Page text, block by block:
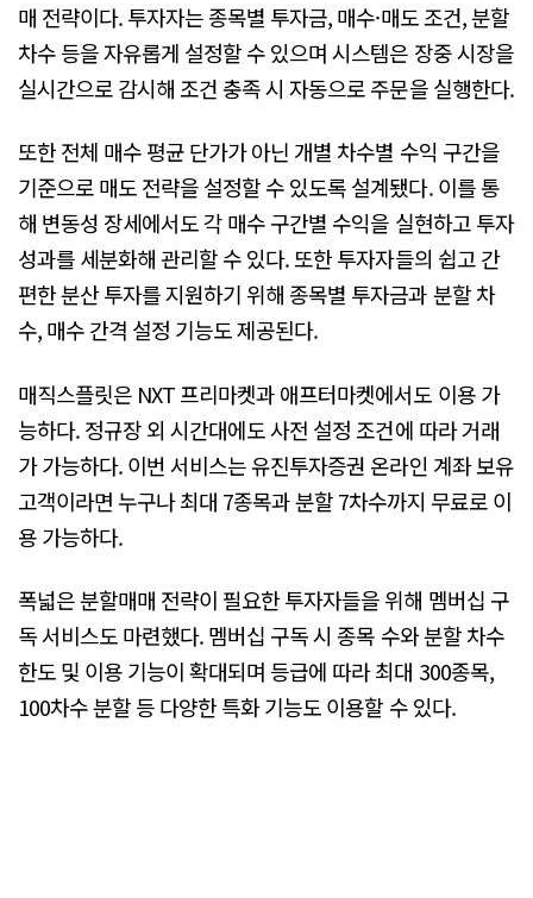
매 전략이다. 투자자는 종목별 투자금, 매수·매도 조건, 분할
차수 등을 자유롭게 설정할 수 있으며 시스템은 장중 시장을
실시간으로 감시해 조건 충족 시 자동으로 주문을 실행한다.
또한 전체 매수 평균 단가가 아닌 개별 차수별 수익 구간을
기준으로 매도 전략을 설정할 수 있도록 설계됐다. 이를 통
해 변동성 장세에서도 각 매수 구간별 수익을 실현하고 투자
성과를 세분화해 관리할 수 있다. 또한 투자자들의 쉽고 간
편한 분산 투자를 지원하기 위해 종목별 투자금과 분할 차
수, 매수 간격 설정 기능도 제공된다.
매직스플릿은 NXT 프리마켓과 애프터마켓에서도 이용 가
능하다. 정규장 외 시간대에도 사전 설정 조건에 따라 거래
가 가능하다. 이번 서비스는 유진투자증권 온라인 계좌 보유
고객이라면 누구나 최대 7종목과 분할 7차수까지 무료로 이
용 가능하다.
폭넓은 분할매매 전략이 필요한 투자자들을 위해 멤버십 구
독 서비스도 마련했다. 멤버십 구독 시 종목 수와 분할 차수
한도 및 이용 기능이 확대되며 등급에 따라 최대 300종목,
100차수 분할 등 다양한 특화 기능도 이용할 수 있다.